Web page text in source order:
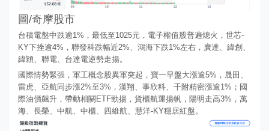
圖/奇摩股市
台積電盤中跌逾1%，最低至1025元，電子權值股普遍熄火，世芯-
KY下挫逾4%，聯發科跌幅近2%、鴻海下跌1%左右，廣達、緯創、
緯穎、聯電、台達電逆勢走揚。
國際情勢緊張，軍工概念股異軍突起，寶一早盤大漲逾5%，晟田、
雷虎、亞航同步漲2%至3%，漢翔、事欣科、千附精密漲逾1%；國
際油價飆升，帶動相關ETF勁揚，貨櫃航運揚帆，陽明走高3%，萬
海、長榮、中航、中櫃、四維航、慧洋-KY穩居紅盤。